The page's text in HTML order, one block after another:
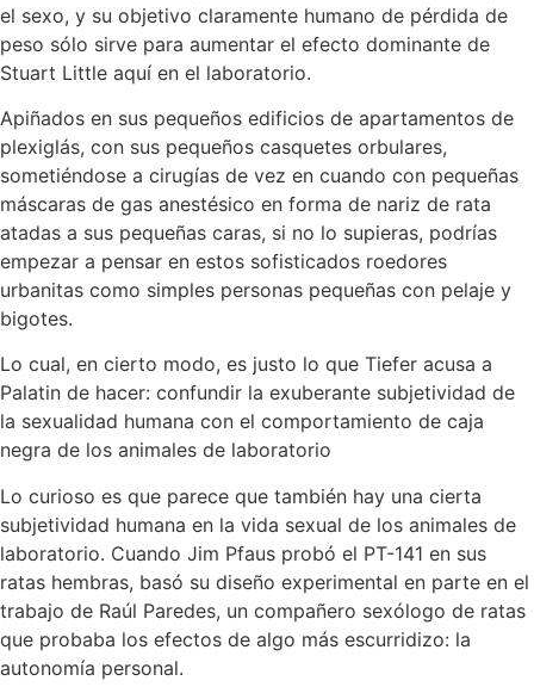
el sexo, y su objetivo claramente humano de pérdida de
peso sólo sirve para aumentar el efecto dominante de
Stuart Little aquí en el laboratorio.
Apiñados en sus pequeños edificios de apartamentos de
plexiglás, con sus pequeños casquetes orbulares,
sometiéndose a cirugías de vez en cuando con pequeñas
máscaras de gas anestésico en forma de nariz de rata
atadas a sus pequeñas caras, si no lo supieras, podrías
empezar a pensar en estos sofisticados roedores
urbanitas como simples personas pequeñas con pelaje y
bigotes.
Lo cual, en cierto modo, es justo lo que Tiefer acusa a
Palatin de hacer: confundir la exuberante subjetividad de
la sexualidad humana con el comportamiento de caja
negra de los animales de laboratorio
Lo curioso es que parece que también hay una cierta
subjetividad humana en la vida sexual de los animales de
laboratorio. Cuando Jim Pfaus probó el PT-141 en sus
ratas hembras, basó su diseño experimental en parte en el
trabajo de Raúl Paredes, un compañero sexólogo de ratas
que probaba los efectos de algo más escurridizo: la
autonomía personal.